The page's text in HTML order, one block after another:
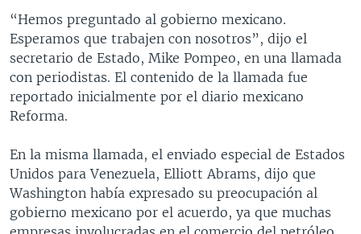
“Hemos preguntado al gobierno mexicano.
Esperamos que trabajen con nosotros”, dijo el
secretario de Estado, Mike Pompeo, en una llamada
con periodistas. El contenido de la llamada fue
reportado inicialmente por el diario mexicano
Reforma.
En la misma llamada, el enviado especial de Estados
Unidos para Venezuela, Elliott Abrams, dijo que
Washington había expresado su preocupación al
gobierno mexicano por el acuerdo, ya que muchas